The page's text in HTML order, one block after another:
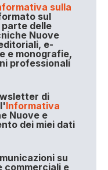
sulla
sul
delle
Nuove
e-
e monografie,
professionali
di
Informativa
Nuove e
dei miei dati
su
e